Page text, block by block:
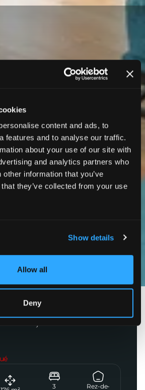
content and ads, to
features and to analyse our traffic.
about your use of our site with
and analytics partners who
information that you’ve
they’ve collected from your use
Show details
Allow all
Deny
avec jardin de 140m² +
3 Rez-de-